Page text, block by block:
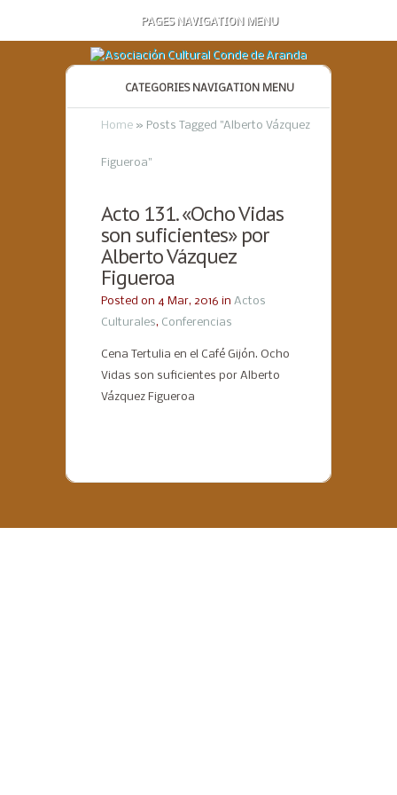
PAGES NAVIGATION MENU
CATEGORIES NAVIGATION MENU
Home » Posts Tagged "Alberto Vázquez
Figueroa"
Acto 131. «Ocho Vidas
son suficientes» por
Alberto Vázquez
Figueroa
Posted on 4 Mar, 2016 in Actos
Culturales, Conferencias
Cena Tertulia en el Café Gijón. Ocho
Vidas son suficientes por Alberto
Vázquez Figueroa